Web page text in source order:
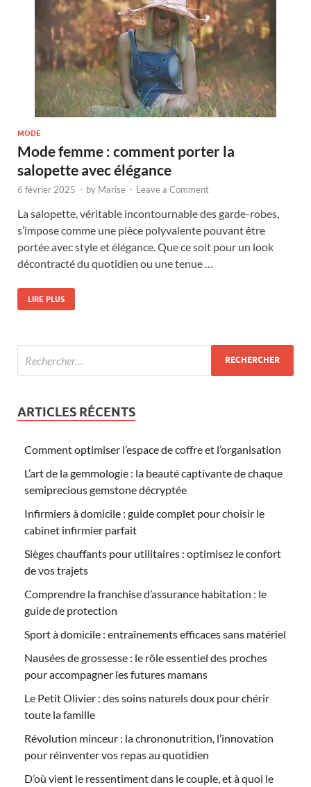
MODE
Mode femme : comment porter la
salopette avec élégance
6 février 2025 - by Marise - Leave a Comment
La salopette, véritable incontournable des garde-robes,
s’impose comme une pièce polyvalente pouvant être
portée avec style et élégance. Que ce soit pour un look
décontracté du quotidien ou une tenue …
LIRE PLUS
ARTICLES RÉCENTS
Comment optimiser l’espace de coffre et l’organisation
L’art de la gemmologie : la beauté captivante de chaque
semiprecious gemstone décryptée
Infirmiers à domicile : guide complet pour choisir le
cabinet infirmier parfait
Sièges chauffants pour utilitaires : optimisez le confort
de vos trajets
Comprendre la franchise d’assurance habitation : le
guide de protection
Sport à domicile : entraînements efficaces sans matériel
Nausées de grossesse : le rôle essentiel des proches
pour accompagner les futures mamans
Le Petit Olivier : des soins naturels doux pour chérir
toute la famille
Révolution minceur : la chrononutrition, l’innovation
pour réinventer vos repas au quotidien
D’où vient le ressentiment dans le couple, et à quoi le